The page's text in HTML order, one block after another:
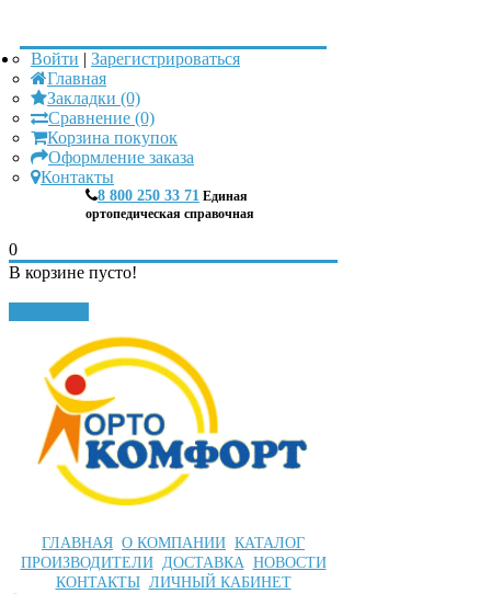
Войти | Зарегистрироваться
Главная
Закладки (0)
Сравнение (0)
Корзина покупок
Оформление заказа
Контакты
8 800 250 33 71 Единая
ортопедическая справочная
0
В корзине пусто!
ГЛАВНАЯ О КОМПАНИИ КАТАЛОГ
ПРОИЗВОДИТЕЛИ ДОСТАВКА НОВОСТИ
КОНТАКТЫ ЛИЧНЫЙ КАБИНЕТ